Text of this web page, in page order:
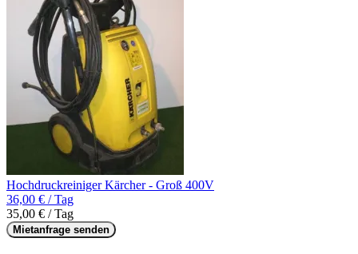
Hochdruckreiniger Kärcher - Groß 400V
36,00 € / Tag
35,00 € / Tag
Mietanfrage senden